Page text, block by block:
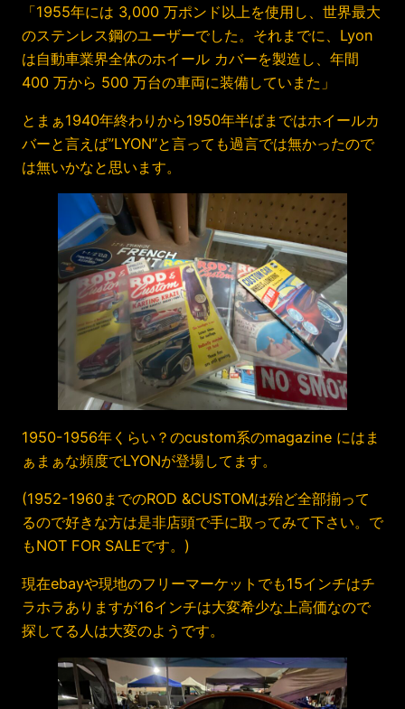
「1955年には 3,000 万ポンド以上を使用し、世界最大
のステンレス鋼のユーザーでした。それまでに、Lyon
は自動車業界全体のホイール カバーを製造し、年間
400 万から 500 万台の車両に装備していまた」
とまぁ1940年終わりから1950年半ばまではホイールカ
バーと言えば”LYON”と言っても過言では無かったので
は無いかなと思います。
1950-1956年くらい？のcustom系のmagazine にはま
ぁまぁな頻度でLYONが登場してます。
(1952-1960までのROD &CUSTOMは殆ど全部揃って
るので好きな方は是非店頭で手に取ってみて下さい。で
もNOT FOR SALEです。)
現在ebayや現地のフリーマーケットでも15インチはチ
ラホラありますが16インチは大変希少な上高価なので
探してる人は大変のようです。